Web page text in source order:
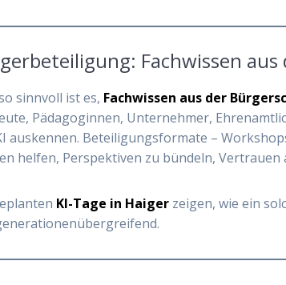
Fachwissen
sinnvoll ist es, Fachwissen aus der
Pädagoginnen, Unternehmer,
auskennen. Beteiligungsformate –
helfen, Perspektiven zu bündeln,
KI-Tage in Haiger zeigen, wie ein